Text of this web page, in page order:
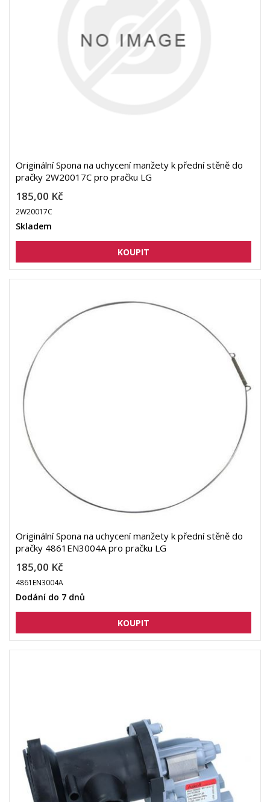
Originální Spona na uchycení manžety k přední stěně do
pračky 2W20017C pro pračku LG
185,00 Kč
2W20017C
Skladem
Originální Spona na uchycení manžety k přední stěně do
pračky 4861EN3004A pro pračku LG
185,00 Kč
4861EN3004A
Dodání do 7 dnů